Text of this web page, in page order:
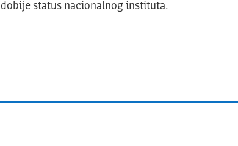
status nacionalnog instituta.